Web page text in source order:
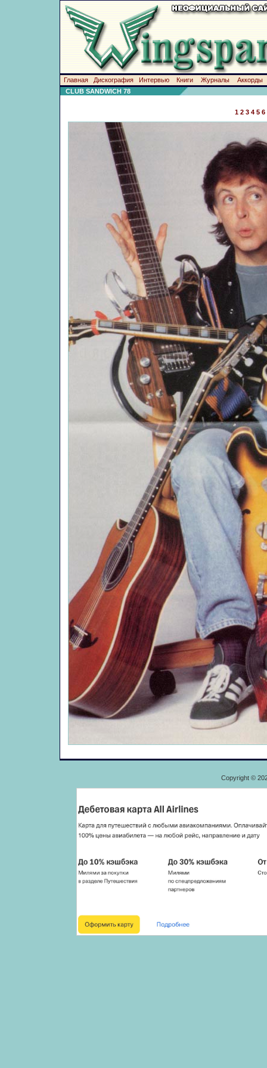
Главная Дискография Интервью Книги Журналы
Аккорды
CLUB SANDWICH 78
1 2 3 4 5 6
Copyright ©